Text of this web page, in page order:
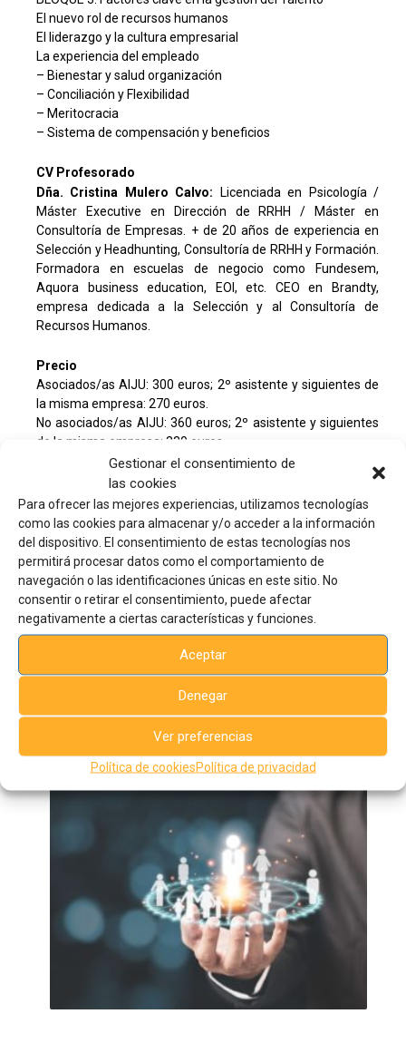
Gestionar el consentimiento de
las cookies
Para ofrecer las mejores experiencias, utilizamos tecnologías
como las cookies para almacenar y/o acceder a la información
del dispositivo. El consentimiento de estas tecnologías nos
permitirá procesar datos como el comportamiento de
navegación o las identificaciones únicas en este sitio. No
consentir o retirar el consentimiento, puede afectar
negativamente a ciertas características y funciones.
Aceptar
Denegar
Ver preferencias
Política de cookiesPolítica de privacidad
El nuevo rol de recursos humanos
El liderazgo y la cultura empresarial
La experiencia del empleado
– Bienestar y salud organización
– Conciliación y Flexibilidad
– Meritocracia
– Sistema de compensación y beneficios
CV Profesorado
Dña. Cristina Mulero Calvo:
Licenciada en Psicología /
Máster Executive en Dirección de RRHH / Máster en
Consultoría de Empresas. + de 20 años de experiencia en
Selección y Headhunting, Consultoría de RRHH y Formación.
Formadora en escuelas de negocio como Fundesem,
Aquora business education, EOI, etc. CEO en Brandty,
empresa dedicada a la Selección y al Consultoría de
Recursos Humanos.
Precio
Asociados/as AIJU: 300 euros; 2º asistente y siguientes de
la misma empresa: 270 euros.
No asociados/as AIJU: 360 euros; 2º asistente y siguientes
de la misma empresa: 330 euros.
Coste máximo bonificable por alumno: 104€
Observaciones
Una vez aceptada su solicitud, AIJU le indicará cuándo debe
efectuar el pago.
IMPORTANTE: La solicitud de preinscripción es también un
compromiso de pago en caso de ser admitido en la acción
formativa. Sólo se admitirán cancelaciones con derecho a
devolución o anulación del pago, si se comunican a AIJU con
al menos 5 días laborables de antelación a la fecha de inicio.
Una vez confirmada la plaza al alumno/a, si éste no
asistiera al curso y no lo notifica, se le cobrará el importe
bonificarse parcialmente si se solicita a la FUNDAE. Gestión